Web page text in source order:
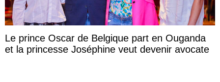
Le prince Oscar de Belgique part en Ouganda
et la princesse Joséphine veut devenir avocate